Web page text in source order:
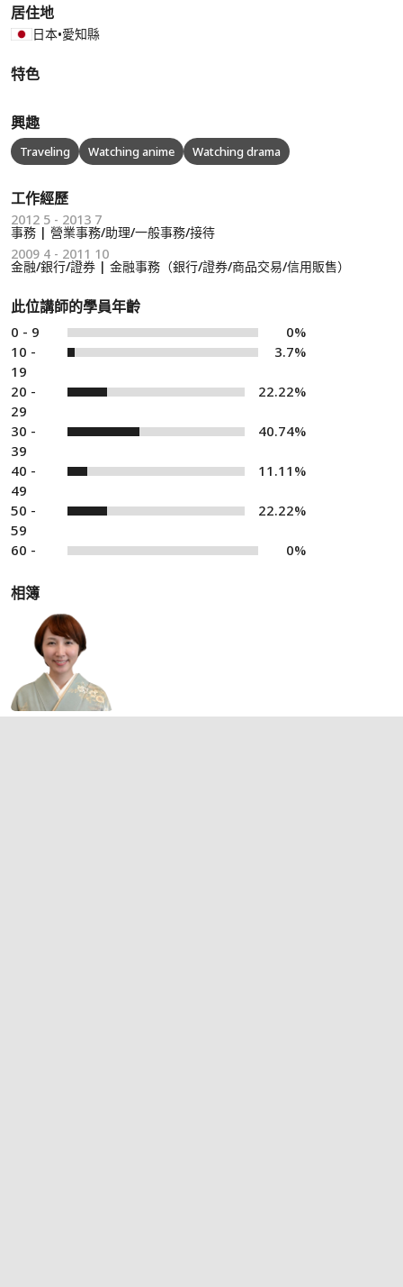
居住地
日本•愛知縣
特色
興趣
Traveling Watching anime Watching drama
工作經歷
2012 5 - 2013 7
事務 | 營業事務/助理/一般事務/接待
2009 4 - 2011 10
金融/銀行/證券 | 金融事務（銀行/證券/商品交易/信用販售）
此位講師的學員年齡
0 - 9
0%
10 -
19
3.7%
20 -
29
22.22%
30 -
39
40.74%
40 -
49
11.11%
50 -
59
22.22%
60 - 0%
相簿